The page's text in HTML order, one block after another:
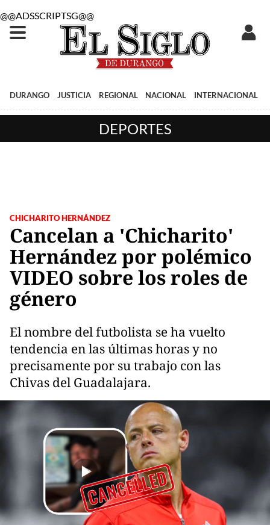
@@ADSSCRIPTSG@@
DURANGO JUSTICIA REGIONAL NACIONAL INTERNACIONAL
DEPORTES
CHICHARITO HERNÁNDEZ
Cancelan a 'Chicharito'
Hernández por polémico
VIDEO sobre los roles de
género
El nombre del futbolista se ha vuelto
tendencia en las últimas horas y no
precisamente por su trabajo con las
Chivas del Guadalajara.